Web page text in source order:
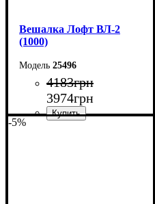
Вешалка Лофт ВЛ-2
(1000)
25496
4183грн
3974грн
-5%